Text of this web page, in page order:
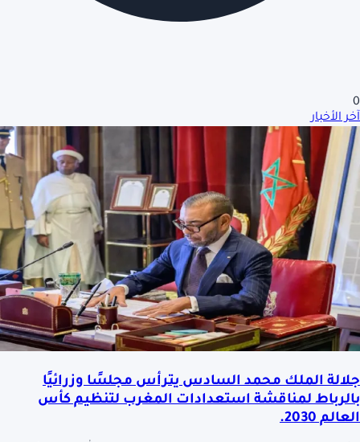
0
آخر الأخبار
جلالة الملك محمد السادس يترأس مجلسًا وزرائيًا
بالرباط لمناقشة استعدادات المغرب لتنظيم كأس
العالم 2030.